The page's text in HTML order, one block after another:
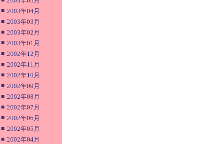
■ 2003年04月
■ 2003年03月
■ 2003年02月
■ 2003年01月
■ 2002年12月
■ 2002年11月
■ 2002年10月
■ 2002年09月
■ 2002年08月
■ 2002年07月
■ 2002年06月
■ 2002年05月
■ 2002年04月